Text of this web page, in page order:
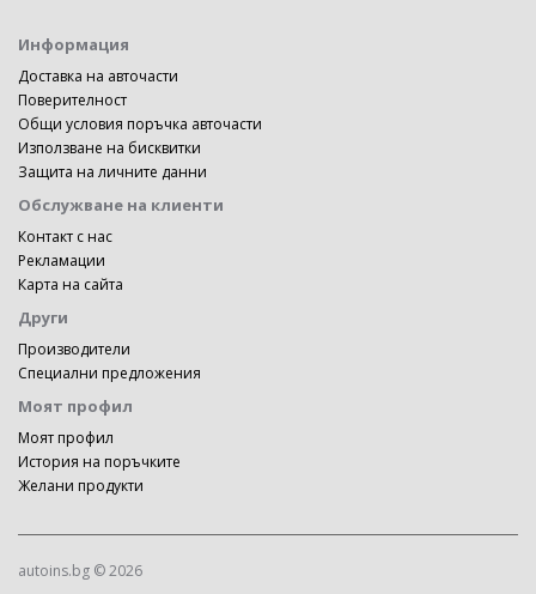
Информация
Доставка на авточасти
Поверителност
Общи условия поръчка авточасти
Използване на бисквитки
Защита на личните данни
Обслужване на клиенти
Контакт с нас
Рекламации
Карта на сайта
Други
Производители
Специални предложения
Моят профил
Моят профил
История на поръчките
Желани продукти
autoins.bg © 2026